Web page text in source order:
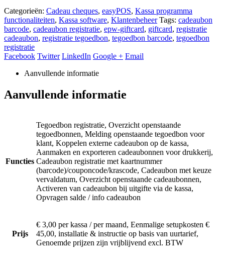
Categorieën: Cadeau cheques, easyPOS, Kassa programma
functionaliteiten, Kassa software, Klantenbeheer Tags: cadeaubon
barcode, cadeaubon registratie, epw-giftcard, giftcard, registratie
cadeaubon, registratie tegoedbon, tegoedbon barcode, tegoedbon
registratie
Facebook Twitter LinkedIn Google + Email
Aanvullende informatie
Aanvullende informatie
Functies
Tegoedbon registratie, Overzicht openstaande
tegoedbonnen, Melding openstaande tegoedbon voor
klant, Koppelen externe cadeaubon op de kassa,
Aanmaken en exporteren cadeaubonnen voor drukkerij,
Cadeaubon registratie met kaartnummer
(barcode)/couponcode/krascode, Cadeaubon met keuze
vervaldatum, Overzicht openstaande cadeaubonnen,
Activeren van cadeaubon bij uitgifte via de kassa,
Opvragen salde / info cadeaubon
Prijs
€ 3,00 per kassa / per maand, Eenmalige setupkosten €
45,00, installatie & instructie op basis van uurtarief,
Genoemde prijzen zijn vrijblijvend excl. BTW